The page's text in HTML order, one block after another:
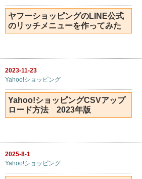
ヤフーショッピングのLINE公式
のリッチメニューを作ってみた
2023-11-23
Yahoo!ショッピング
Yahoo!ショッピングCSVアップ
ロード方法 2023年版
2025-8-1
Yahoo!ショッピング